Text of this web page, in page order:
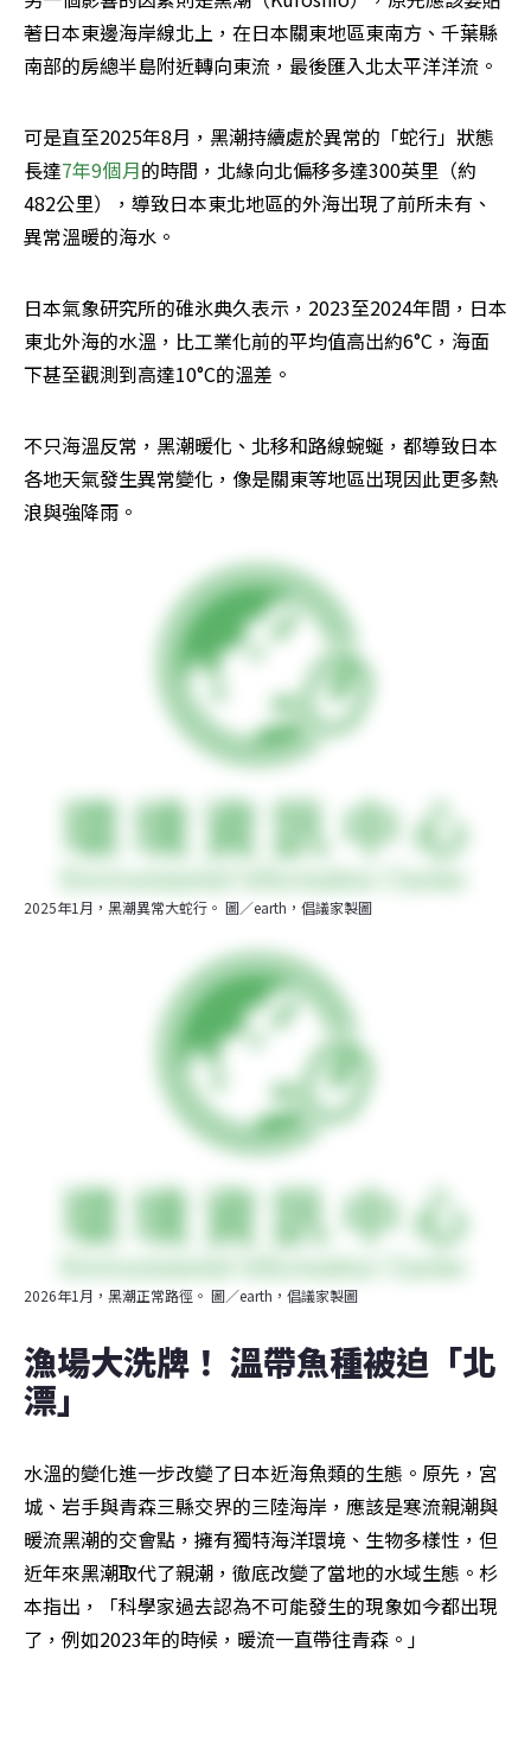
著日本東邊海岸線北上，在日本關東地區東南方、千葉縣
南部的房總半島附近轉向東流，最後匯入北太平洋洋流。
可是直至2025年8月，黑潮持續處於異常的「蛇行」狀態
長達7年9個月的時間，北緣向北偏移多達300英里（約
482公里），導致日本東北地區的外海出現了前所未有、
異常溫暖的海水。
日本氣象研究所的碓氷典久表示，2023至2024年間，日本
東北外海的水溫，比工業化前的平均值高出約6°C，海面
下甚至觀測到高達10°C的溫差。
不只海溫反常，黑潮暖化、北移和路線蜿蜒，都導致日本
各地天氣發生異常變化，像是關東等地區出現因此更多熱
浪與強降雨。
2025年1月，黑潮異常大蛇行。 圖／earth，倡議家製圖
2026年1月，黑潮正常路徑。 圖／earth，倡議家製圖
漁場大洗牌！ 溫帶魚種被迫「北
漂」
水溫的變化進一步改變了日本近海魚類的生態。原先，宮
城、岩手與青森三縣交界的三陸海岸，應該是寒流親潮與
暖流黑潮的交會點，擁有獨特海洋環境、生物多樣性，但
近年來黑潮取代了親潮，徹底改變了當地的水域生態。杉
本指出，「科學家過去認為不可能發生的現象如今都出現
了，例如2023年的時候，暖流一直帶往青森。」